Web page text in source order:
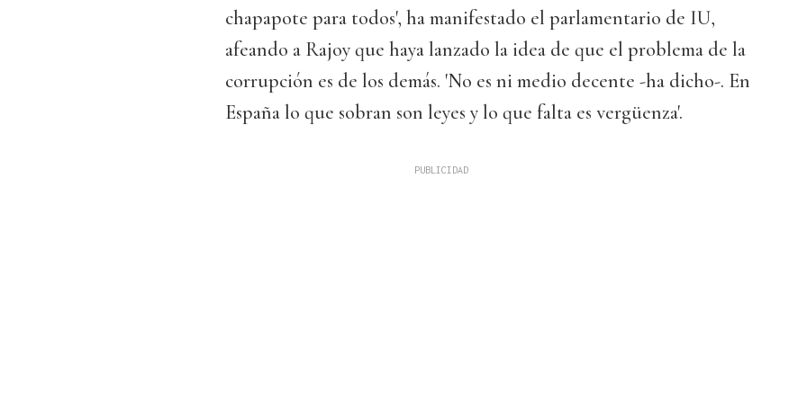
chapapote para todos', ha manifestado el parlamentario de IU,
afeando a Rajoy que haya lanzado la idea de que el problema de la
corrupción es de los demás. 'No es ni medio decente -ha dicho-. En
España lo que sobran son leyes y lo que falta es vergüenza'.